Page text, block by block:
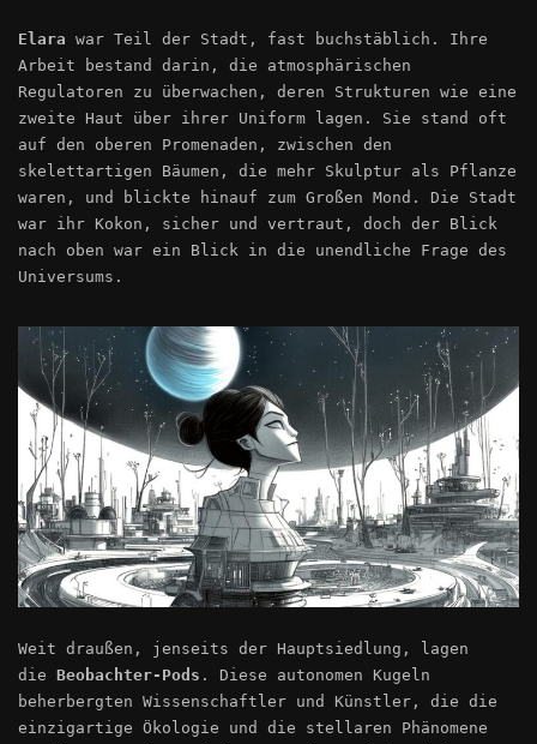
Elara war Teil der Stadt, fast buchstäblich. Ihre
Arbeit bestand darin, die atmosphärischen
Regulatoren zu überwachen, deren Strukturen wie eine
zweite Haut über ihrer Uniform lagen. Sie stand oft
auf den oberen Promenaden, zwischen den
skelettartigen Bäumen, die mehr Skulptur als Pflanze
waren, und blickte hinauf zum Großen Mond. Die Stadt
war ihr Kokon, sicher und vertraut, doch der Blick
nach oben war ein Blick in die unendliche Frage des
Universums.
Weit draußen, jenseits der Hauptsiedlung, lagen
die Beobachter-Pods . Diese autonomen Kugeln
beherbergten Wissenschaftler und Künstler, die die
einzigartige Ökologie und die stellaren Phänomene